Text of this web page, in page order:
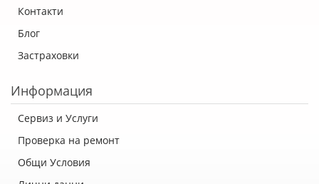
Контакти
Блог
Застраховки
Информация
Сервиз и Услуги
Проверка на ремонт
Общи Условия